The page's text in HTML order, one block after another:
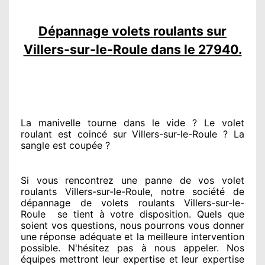
Dépannage volets roulants sur
Villers-sur-le-Roule dans le 27940.
La manivelle tourne dans le vide ? Le volet
roulant est coincésur Villers-sur-le-Roule ? La
sangle est coupée ?
Si vous rencontrez une panne de vos volet
roulants Villers-sur-le-Roule, notre société de
dépannage de volets roulants Villers-sur-le-
Roule
se tient à votre disposition. Quels que
soient vos questions, nous pourrons vous donner
une réponse adéquateet la meilleure intervention
possible. N'hésitez pas à nous appeler. Nos
équipes mettront leur expertise et leur expertise